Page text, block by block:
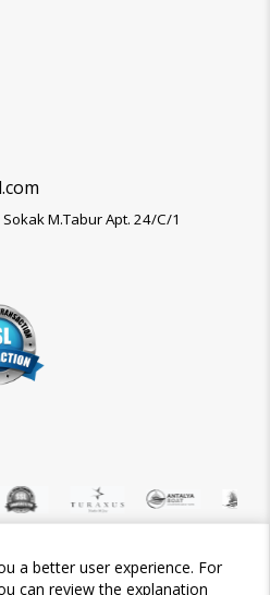
a better user experience. For
can review the explanation
M.Tabur Apt. 24/C/1
Tour-Trips